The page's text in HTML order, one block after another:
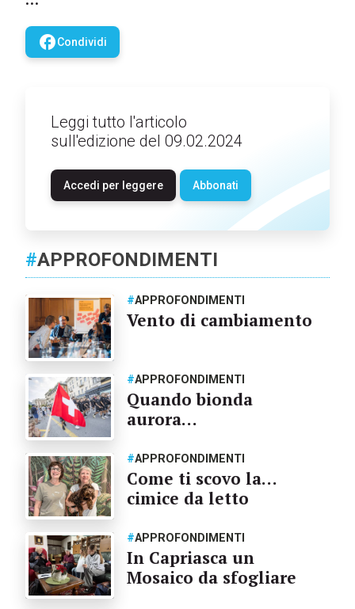
facebookCondividi
Leggi tutto l'articolo
sull'edizione del 09.02.2024
Accedi per leggere Abbonati
#APPROFONDIMENTI
#APPROFONDIMENTI
Vento di cambiamento
#APPROFONDIMENTI
Quando bionda
aurora…
#APPROFONDIMENTI
Come ti scovo la…
cimice da letto
#APPROFONDIMENTI
In Capriasca un
Mosaico da sfogliare